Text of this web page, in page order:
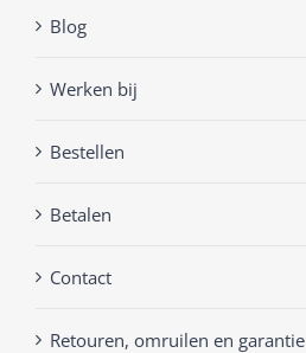
Blog
Werken bij
Bestellen
Betalen
Contact
Retouren, omruilen en garantie